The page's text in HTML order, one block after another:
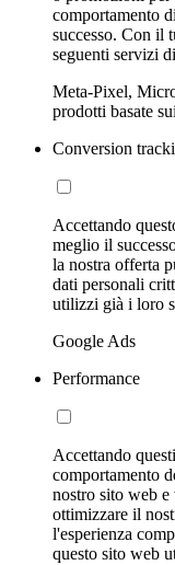
comportamento
successo. Con il
seguenti servizi
Meta-Pixel,
prodotti basate
Conversion
Accettando
meglio il
la nostra offerta
dati personali
utilizzi già i loro
Google Ads
Performance
Accettando
comportamento
nostro sito web
ottimizzare il
l'esperienza
questo sito web